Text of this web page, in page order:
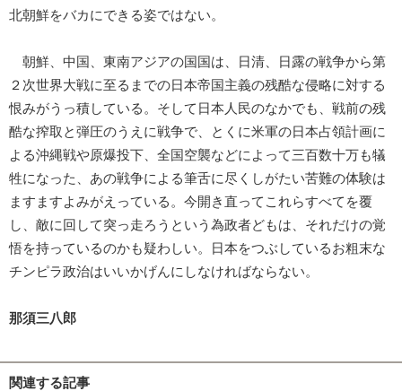
北朝鮮をバカにできる姿ではない。
朝鮮、中国、東南アジアの国国は、日清、日露の戦争から第
２次世界大戦に至るまでの日本帝国主義の残酷な侵略に対する
恨みがうっ積している。そして日本人民のなかでも、戦前の残
酷な搾取と弾圧のうえに戦争で、とくに米軍の日本占領計画に
よる沖縄戦や原爆投下、全国空襲などによって三百数十万も犠
牲になった、あの戦争による筆舌に尽くしがたい苦難の体験は
ますますよみがえっている。今開き直ってこれらすべてを覆
し、敵に回して突っ走ろうという為政者どもは、それだけの覚
悟を持っているのかも疑わしい。日本をつぶしているお粗末な
チンピラ政治はいいかげんにしなければならない。
那須三八郎
関連する記事